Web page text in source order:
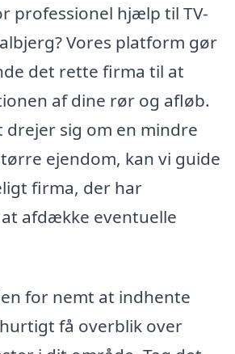
professionel hjælp til TV-
Vores platform gør
det rette firma til at
af dine rør og afløb.
drejer sig om en mindre
ejendom, kan vi guide
firma, der har
afdække eventuelle
for nemt at indhente
få overblik over